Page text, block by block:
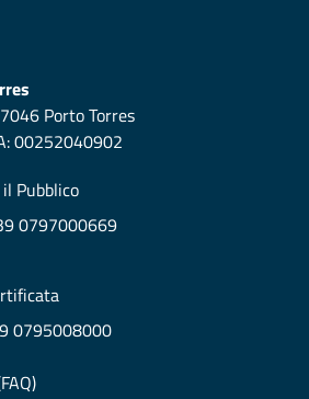
Porto Torres
00252040902
Pubblico
0797000669
0795008000